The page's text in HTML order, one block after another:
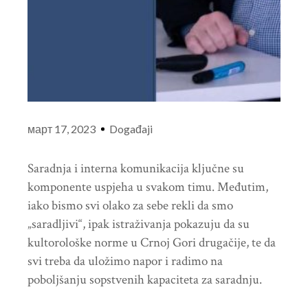
март 17, 2023 Događaji
Saradnja i interna komunikacija ključne su
komponente uspjeha u svakom timu. Međutim,
iako bismo svi olako za sebe rekli da smo
„saradljivi“, ipak istraživanja pokazuju da su
kultorološke norme u Crnoj Gori drugačije, te da
svi treba da uložimo napor i radimo na
poboljšanju sopstvenih kapaciteta za saradnju.